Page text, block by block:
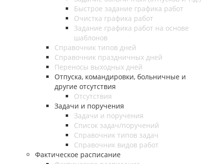
Быстрое задание графика работ
Очистка графика работ
Задание графика работ на основе
шаблонов
Справочник типов дней
Справочник праздничных дней
Переносы выходных дней
Отпуска, командировки, больничные и
другие отсутствия
Отсутствия
Задачи и поручения
Задачи и поручения
Список задач/поручений
Справочник типов задач
Справочник видов работ
Фактическое расписание